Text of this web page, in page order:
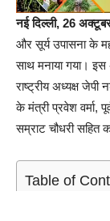
नई दिल्ली, 26
और सूर्य उपासना के
साथ मनाया गया।
राष्ट्रीय अध्यक्ष जेपी
के मंत्री प्रवेश वर्मा,
सम्राट चौधरी सहित
Table of